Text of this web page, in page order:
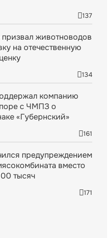
137
животноводов
на отечественную
134
компанию
с ЧМПЗ о
«Губернский»
161
предупреждением
вместо
тысяч
171